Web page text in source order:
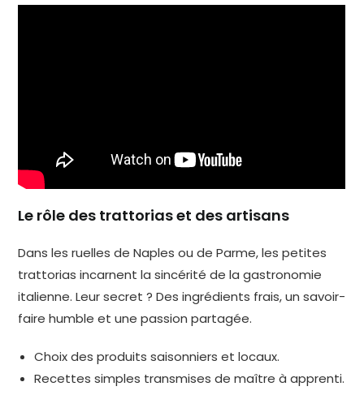
Le rôle des trattorias et des artisans
Dans les ruelles de Naples ou de Parme, les petites
trattorias incarnent la sincérité de la gastronomie
italienne. Leur secret ? Des ingrédients frais, un savoir-
faire humble et une passion partagée.
Choix des produits saisonniers et locaux.
Recettes simples transmises de maître à apprenti.